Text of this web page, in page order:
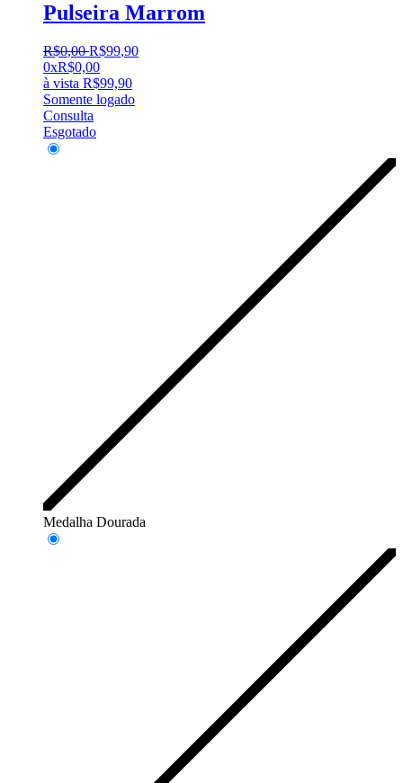
Pulseira Marrom
R$0,00 R$99,90
0xR$0,00
à vista R$99,90
Somente logado
Consulta
Esgotado
Medalha Dourada